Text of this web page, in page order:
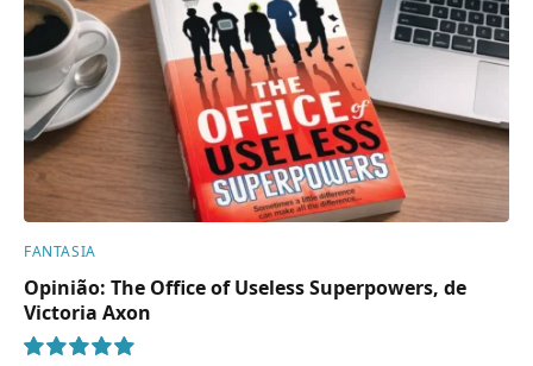
FANTASIA
Opinião: The Office of Useless Superpowers, de
Victoria Axon